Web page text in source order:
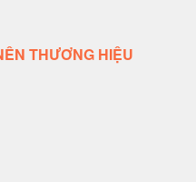
THƯƠNG HIỆU